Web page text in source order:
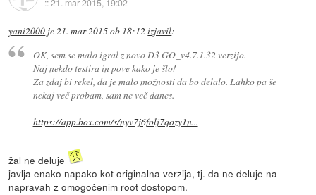
::21. mar 2015, 19:02
yani2000 je21. mar 2015 ob 18:12 izjavil:
OK, sem se malo igral z novo D3 GO_v4.7.1.32 verzijo.
Naj nekdo testira in pove kako je šlo!
Za zdaj bi rekel, da je malo možnosti da bo delalo. Lahko pa še
nekaj več probam, sam ne več danes.
https://app.box.com/s/nyv7j6folj7qozy1n...
žal ne deluje
javlja enako napako kot originalna verzija, tj. da ne deluje na
napravah z omogočenim root dostopom.